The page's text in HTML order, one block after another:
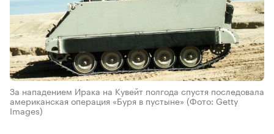
За нападением Ирака на Кувейт полгода спустя последовала
американская операция «Буря в пустыне» (Фото: Getty
Images)